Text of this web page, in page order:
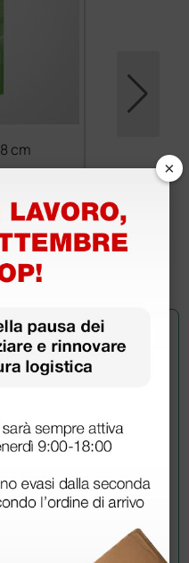
cm
ulteriori
che hanno già
×